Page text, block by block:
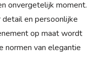
onvergetelijk moment.
en persoonlijke
op maat wordt
normen van elegantie